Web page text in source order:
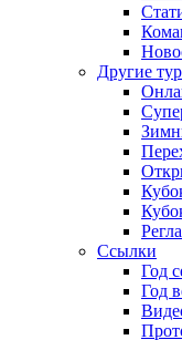
Другие
Ссылки
Год
Год